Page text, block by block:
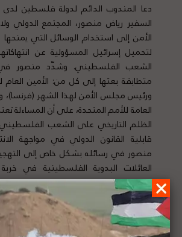
دعا المندوب الدائم لدولة فلسطين لدى
السفير رياض منصور، المجتمع الدولي
الأمن إلى استخدام الوسائل التي يمنحها
لتحميل إسرائيل المسؤولية عن
الشعب الفلسطيني. وشدّد منصور
متطابقة بعثها إلى كل من: الأمين العام
ورئيس مجلس الأمن لهذا الشهر (فرنسا)،
العامة للأمم المتحدة، على أن المساءلة
الظلم التاريخي على الشعب الفلسطيني،
قابلية القانون الدولي في مواجهة
منصور في رسائله بشكل خاص إلى
العائلات البدوية الفلسطينية في
السابعة منذ نوفمبر 2020،
ذلك تخصيصها لهذه المناطق بشكل أحادي
نار”. لتفاصيل الخبر ومصدره الأصلي،هنا